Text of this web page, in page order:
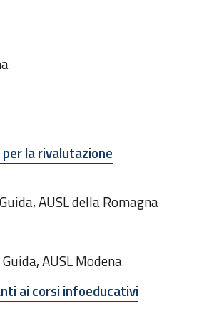
la rivalutazione
AUSL della Romagna
AUSL Modena
ai corsi infoeducativi